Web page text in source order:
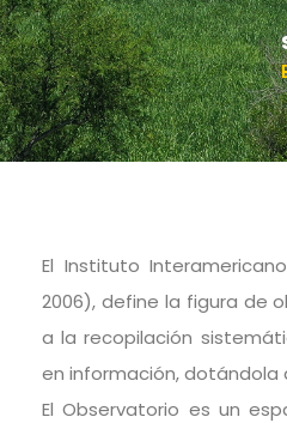
El Instituto
2006), define la figura de
a la recopilación
en información,
El Observatorio es un